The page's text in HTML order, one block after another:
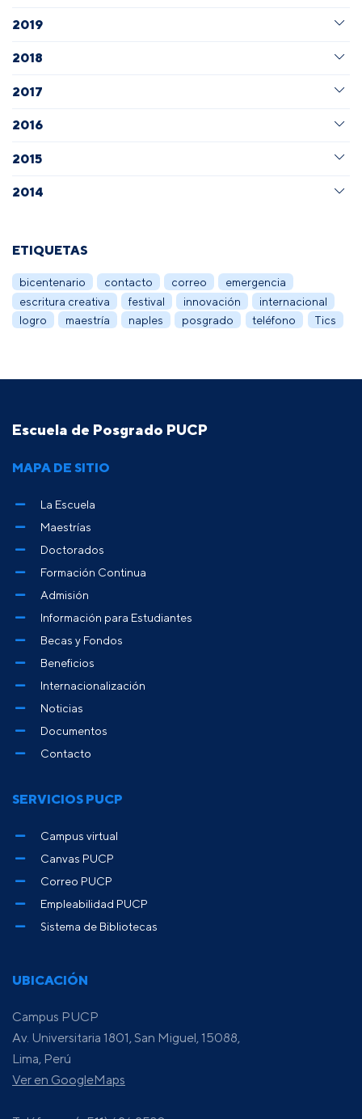
2019
2018
2017
2016
2015
2014
ETIQUETAS
bicentenario contacto correo
emergencia
escritura creativa
festival innovación
internacional
logro
maestría naples posgrado teléfono Tics
Escuela de Posgrado PUCP
UBICACIÓN
Campus PUCP
Av. Universitaria 1801, San Miguel, 15088,
Lima, Perú
Ver en GoogleMaps
MAPA DE SITIO
La Escuela
Maestrías
Doctorados
Formación Continua
Admisión
Información para Estudiantes
Becas y Fondos
Beneficios
Internacionalización
Noticias
Documentos
Contacto
SERVICIOS PUCP
Campus virtual
Canvas PUCP
Correo PUCP
Empleabilidad PUCP
Sistema de Bibliotecas